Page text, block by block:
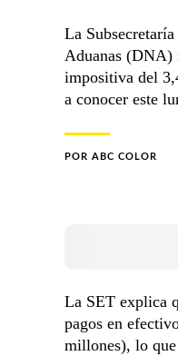
La
Aduanas (DNA)
impositiva del
a conocer este
POR ABC COLOR
La SET explica
pagos en
millones), lo